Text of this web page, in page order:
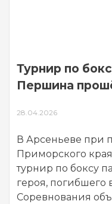
Турнир по
Першина
28.04.2026
В Арсеньеве при
Приморского
турнир по боксу
героя, погибшего
Соревнования